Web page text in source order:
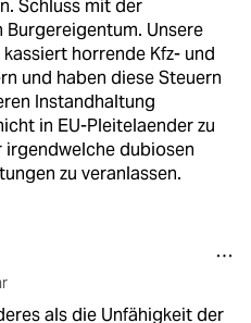
Schluss mit der
Burgereigentum. Unsere
horrende Kfz- und
und haben diese Steuern
Instandhaltung
in EU-Pleitelaender zu
irgendwelche dubiosen
zu veranlassen.
als die Unfähigkeit der